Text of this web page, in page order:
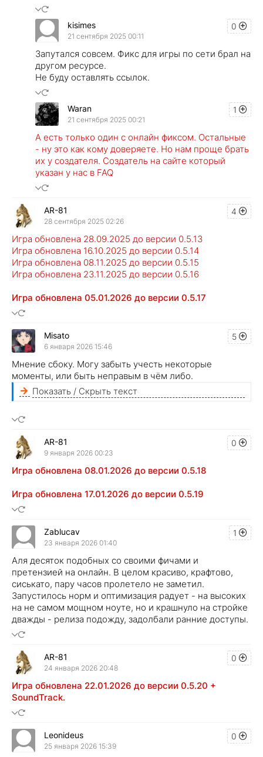
0
kisimes
21 сентября 2025 00:11
Запутался совсем. Фикс для игры по сети брал на
другом ресурсе.
Не буду оставлять ссылок.
1
Waran
21 сентября 2025 00:21
А есть только один с онлайн фиксом. Остальные
- ну это как кому доверяете. Но нам проще брать
их у создателя. Создатель на сайте который
указан у нас в FAQ
4
AR-81
28 сентября 2025 02:26
Игра обновлена 28.09.2025 до версии 0.5.13
Игра обновлена 16.10.2025 до версии 0.5.14
Игра обновлена 08.11.2025 до версии 0.5.15
Игра обновлена 23.11.2025 до версии 0.5.16
Игра обновлена 05.01.2026 до версии 0.5.17
5
Misato
6 января 2026 15:46
Мнение сбоку. Могу забыть учесть некоторые
моменты, или быть неправым в чём либо.
Показать / Скрыть текст
0
AR-81
9 января 2026 00:23
Игра обновлена 08.01.2026 до версии 0.5.18
Игра обновлена 17.01.2026 до версии 0.5.19
1
Zablucav
23 января 2026 01:40
Аля десяток подобных со своими фичами и
претензией на онлайн. В целом красиво, крафтово,
сиськато, пару часов пролетело не заметил.
Запустилось норм и оптимизация радует - на высоких
на не самом мощном ноуте, но и крашнуло на стройке
дважды - релиза подожду, задолбали ранние доступы.
0
AR-81
24 января 2026 20:48
Игра обновлена 22.01.2026 до версии 0.5.20 +
SoundTrack.
0
Leonideus
25 января 2026 15:39